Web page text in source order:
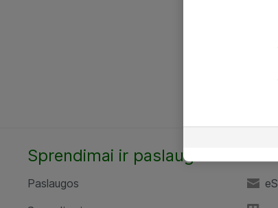
Sprendimai ir paslaugos
Paslaugos